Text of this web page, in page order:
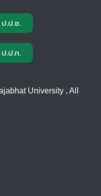
.ป.ช.
.ป.ท.
University , All